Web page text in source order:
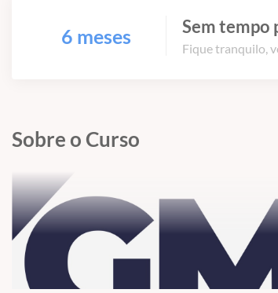
6 meses Sem tempo
Fique tranquilo,
Sobre o Curso